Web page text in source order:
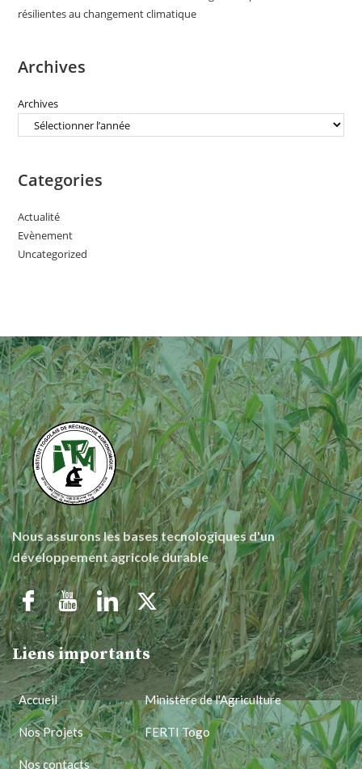
résilientes au changement climatique
Archives
Archives
Categories
Actualité
Evènement
Uncategorized
Nous assurons les bases tecnologiques d'un
développement agricole durable
Liens importants
Accueil
Nos Projets
Nos contacts
Ministère de l'Agriculture
FERTI Togo